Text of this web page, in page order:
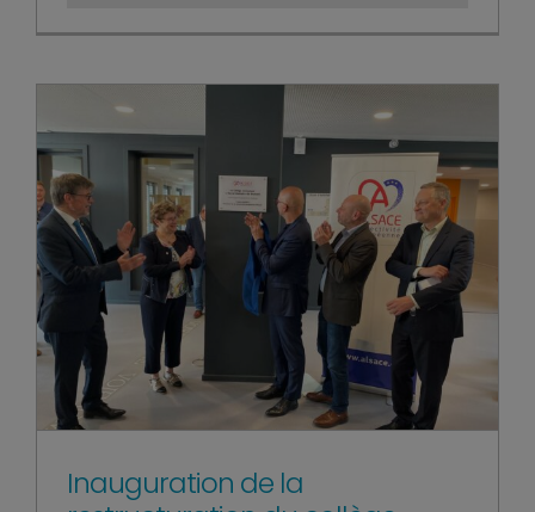
Inauguration de la